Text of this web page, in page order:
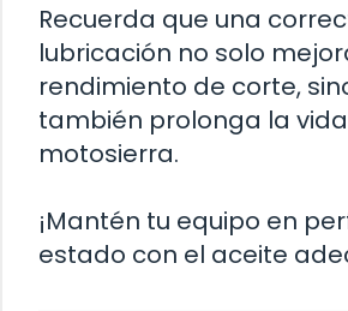
Recuerda que una
lubricación no solo
rendimiento de corte,
también prolonga la
motosierra.
¡Mantén tu equipo en
estado con el aceite